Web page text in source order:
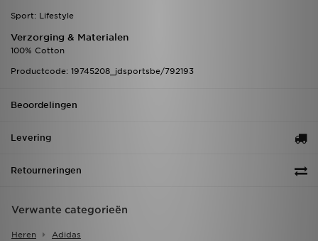
Sport: Lifestyle
Verzorging & Materialen
100% Cotton
Productcode: 19745208_jdsportsbe/792193
Beoordelingen
Levering
Retourneringen
Verwante categorieën
Heren Adidas